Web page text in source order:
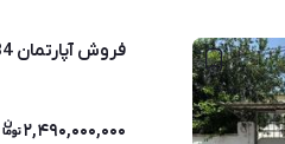
فروش آپارتمان 84 متری مسکن مهر،پشت مصلی
۲,۴۹۰,۰۰۰,۰۰۰